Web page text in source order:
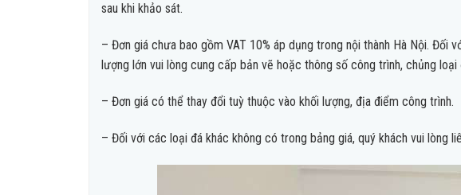
sau khi khảo sát.
– Đơn giá chưa bao gồm VAT 10% áp dụng trong nội thành Hà Nội. Đối
lượng lớn vui lòng cung cấp bản vẽ hoặc thông số công trình, chủng
– Đơn giá có thể thay đổi tuỳ thuộc vào khối lượng, địa điểm công trình.
– Đối với các loại đá khác không có trong bảng giá, quý khách vui lòng